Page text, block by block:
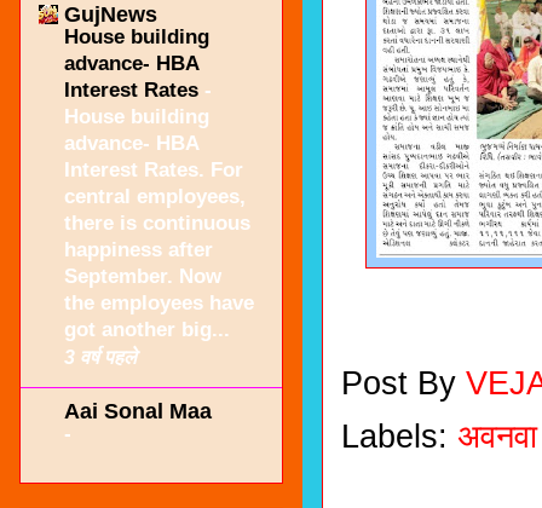
Post By
Labels:
GujNews
House building
advance- HBA
Interest Rates -
House building
advance- HBA
Interest Rates. For
central employees,
there is continuous
happiness after
September. Now
the employees have
got another big...
3 वर्ष पहले
Aai Sonal Maa
-